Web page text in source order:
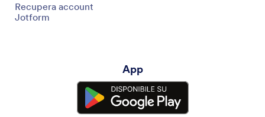
Recupera account
Jotform
App